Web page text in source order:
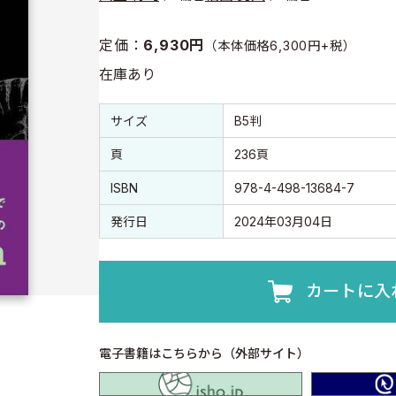
定価： 6,930円 （本体価格6,300円+税）
在庫あり
書誌情報
書誌情報
サイズ B5判
頁 236頁
ISBN 978-4-498-13684-7
発行日 2024年03月04日
カートに入
電子書籍はこちらから（外部サイト）